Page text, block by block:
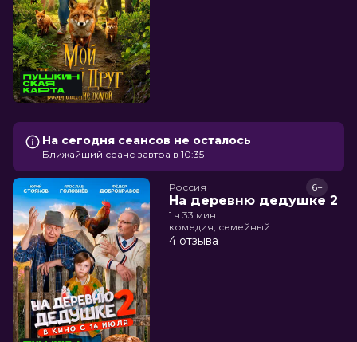
На сегодня сеансов не осталось
Ближайший сеанс завтра в 10:35
Россия
На деревню дедушке 2
6+
1 ч 33 мин
комедия, семейный
4 отзыва